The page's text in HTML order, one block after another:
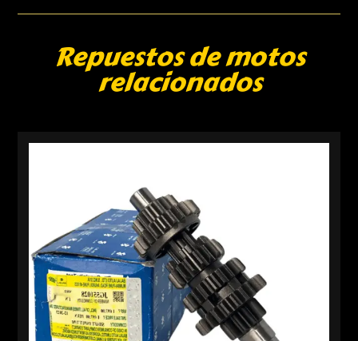
Repuestos de motos
relacionados